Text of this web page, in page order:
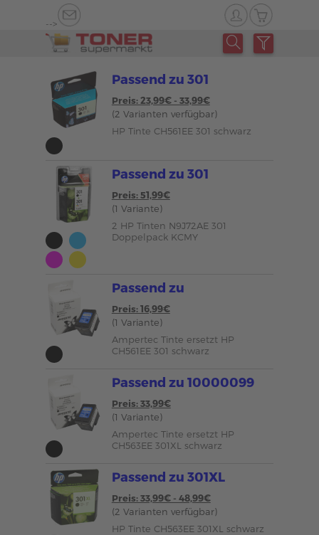
-->
Passend zu 301
Preis: 23,99€ - 33,99€
(2 Varianten verfügbar)
HP Tinte CH561EE 301 schwarz
Passend zu 301
Preis: 51,99€
(1 Variante)
2 HP Tinten N9J72AE 301
Doppelpack KCMY
Passend zu
Preis: 16,99€
(1 Variante)
Ampertec Tinte ersetzt HP
CH561EE 301 schwarz
Passend zu 10000099
Preis: 33,99€
(1 Variante)
Ampertec Tinte ersetzt HP
CH563EE 301XL schwarz
Passend zu 301XL
Preis: 33,99€ - 48,99€
(2 Varianten verfügbar)
HP Tinte CH563EE 301XL schwarz